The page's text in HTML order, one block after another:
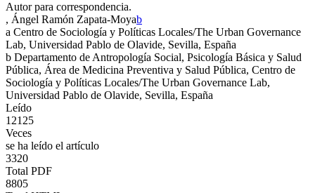
Autor para correspondencia.
, Ángel Ramón Zapata-Moyab
a Centro de Sociología y Políticas Locales/The Urban Governance
Lab, Universidad Pablo de Olavide, Sevilla, España
b Departamento de Antropología Social, Psicología Básica y Salud
Pública, Área de Medicina Preventiva y Salud Pública, Centro de
Sociología y Políticas Locales/The Urban Governance Lab,
Universidad Pablo de Olavide, Sevilla, España
Leído
12125
Veces
se ha leído el artículo
3320
Total PDF
8805